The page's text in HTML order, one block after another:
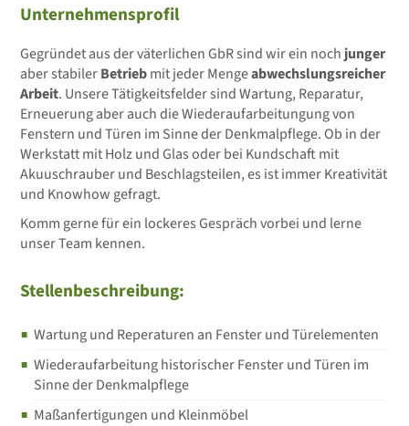
Unternehmensprofil
Gegründet aus der väterlichen GbR sind wir ein noch junger
aber stabilerBetriebmit jeder Mengeabwechslungsreicher
Arbeit. Unsere Tätigkeitsfelder sind Wartung, Reparatur,
Erneuerung aber auch die Wiederaufarbeitungung von
Fenstern und Türen im Sinne der Denkmalpflege. Ob in der
Werkstatt mit Holz und Glas oder bei Kundschaft mit
Akuuschrauber und Beschlagsteilen, es ist immer Kreativität
und Knowhow gefragt.
Komm gerne für ein lockeres Gespräch vorbei und lerne
unser Team kennen.
Stellenbeschreibung:
Wartung und Reperaturen an Fenster und Türelementen
Wiederaufarbeitung historischer Fenster und Türen im
Sinne der Denkmalpflege
Maßanfertigungen und Kleinmöbel